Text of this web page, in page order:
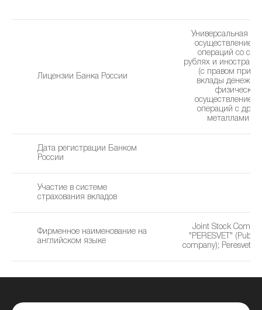
Лицензии Банка России
Универсальная
осуществление
операций со
рублях и
(с правом
вклады
осуществление
операций с
металлами
Дата регистрации Банком
России
Участие в системе
страхования вкладов
Фирменное наименование на
английском языке
Joint Stock
"PERESVET"
company); Peresvet